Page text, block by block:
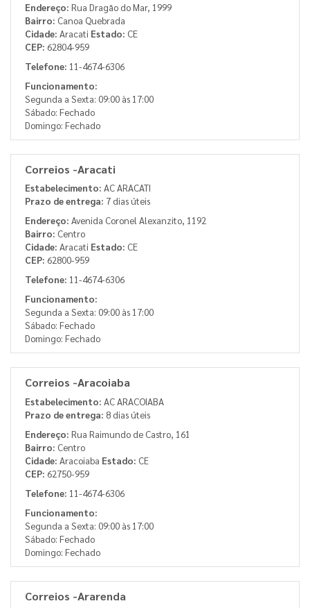
Endereço: Rua Dragão do Mar, 1999
Bairro: Canoa Quebrada
Cidade: Aracati Estado: CE
CEP: 62804-959
Telefone: 11-4674-6306
Funcionamento:
Segunda a Sexta: 09:00 às 17:00
Sábado: Fechado
Domingo: Fechado
Correios -Aracati
Estabelecimento: AC ARACATI
Prazo de entrega: 7 dias úteis
Endereço: Avenida Coronel Alexanzito, 1192
Bairro: Centro
Cidade: Aracati Estado: CE
CEP: 62800-959
Telefone: 11-4674-6306
Funcionamento:
Segunda a Sexta: 09:00 às 17:00
Sábado: Fechado
Domingo: Fechado
Correios -Aracoiaba
Estabelecimento: AC ARACOIABA
Prazo de entrega: 8 dias úteis
Endereço: Rua Raimundo de Castro, 161
Bairro: Centro
Cidade: Aracoiaba Estado: CE
CEP: 62750-959
Telefone: 11-4674-6306
Funcionamento:
Segunda a Sexta: 09:00 às 17:00
Sábado: Fechado
Domingo: Fechado
Correios -Ararenda